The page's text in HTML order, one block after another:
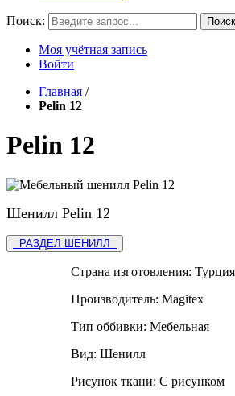
Поиск: Поиск
Моя учётная запись
Войти
Главная /
Pelin 12
Pelin 12
Шенилл Pelin 12
РАЗДЕЛ ШЕНИЛЛ
Страна изготовления: Турция
Производитель: Magitex
Тип оббивки: Мебельная
Вид: Шенилл
Рисунок ткани: С рисунком